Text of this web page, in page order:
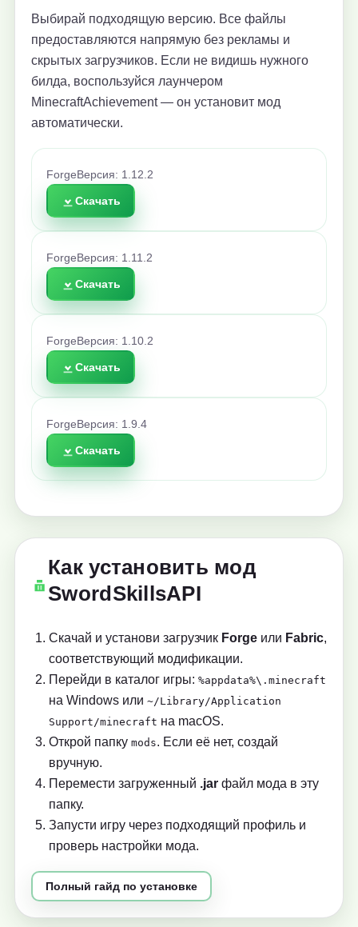
Выбирай подходящую версию. Все файлы
предоставляются напрямую без рекламы и
скрытых загрузчиков. Если не видишь нужного
билда, воспользуйся лаунчером
MinecraftAchievement — он установит мод
автоматически.
Forge Версия: 1.12.2
Скачать
Forge Версия: 1.11.2
Скачать
Forge Версия: 1.10.2
Скачать
Forge Версия: 1.9.4
Скачать
Как установить мод
SwordSkillsAPI
Скачай и установи загрузчик Forge или Fabric,
соответствующий модификации.
Перейди в каталог игры: %appdata%\.minecraft
на Windows или ~/Library/Application
Support/minecraft на macOS.
Открой папку mods. Если её нет, создай
вручную.
Перемести загруженный .jar файл мода в эту
папку.
Запусти игру через подходящий профиль и
проверь настройки мода.
Полный гайд по установке